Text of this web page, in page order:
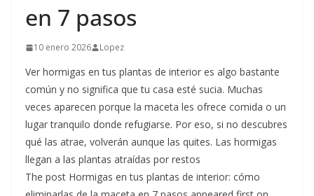
en 7 pasos
10 enero 2026 Lopez
Ver hormigas en tus plantas de interior es algo bastante
común y no significa que tu casa esté sucia. Muchas
veces aparecen porque la maceta les ofrece comida o un
lugar tranquilo donde refugiarse. Por eso, si no descubres
qué las atrae, volverán aunque las quites. Las hormigas
llegan a las plantas atraídas por restos
The post Hormigas en tus plantas de interior: cómo